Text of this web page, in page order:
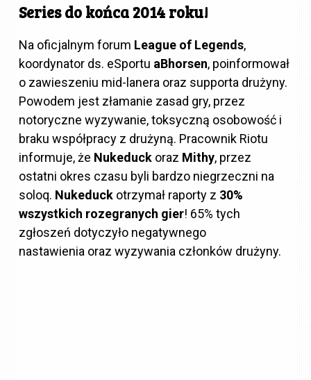
Series do końca 2014 roku!
Na oficjalnym forum League of Legends,
koordynator ds. eSportu aBhorsen, poinformował
o zawieszeniu mid-lanera oraz supporta drużyny.
Powodem jest złamanie zasad gry, przez
notoryczne wyzywanie, toksyczną osobowość i
braku współpracy z drużyną. Pracownik Riotu
informuje, że Nukeduck oraz Mithy, przez
ostatni okres czasu byli bardzo niegrzeczni na
soloq. Nukeduck otrzymał raporty z 30%
wszystkich rozegranych gier! 65% tych
zgłoszeń dotyczyło negatywnego
nastawienia oraz wyzywania członków drużyny.